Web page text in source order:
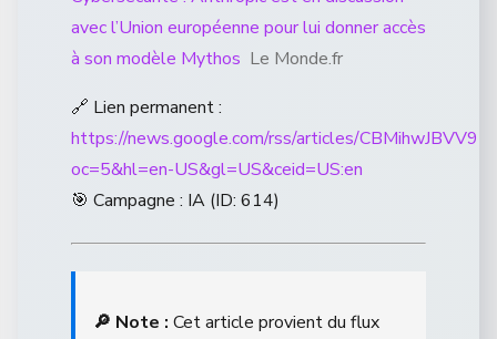
avec l’Union européenne pour lui donner accès
à son modèle Mythos Le Monde.fr
🔗 Lien permanent :
https://news.google.com/rss/articles/
oc=5&hl=en-US&gl=US&ceid=US:en
🎯 Campagne : IA (ID: 614)
🔎 Note : Cet article provient du flux